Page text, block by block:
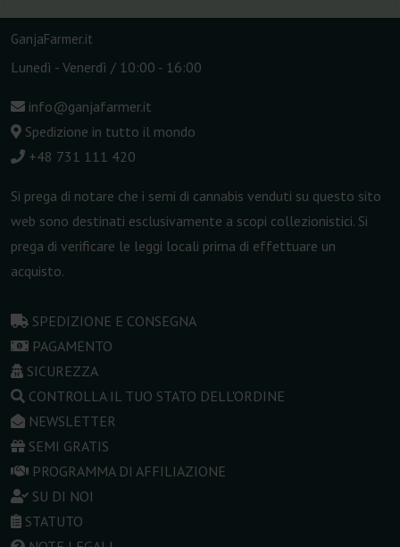
GanjaFarmer.it
Lunedì - Venerdì / 10:00 - 16:00
info@ganjafarmer.it
Spedizione in tutto il mondo
+48 731 111 420
Si prega di notare che i semi di cannabis venduti su questo sito
web sono destinati esclusivamente a scopi collezionistici. Si
prega di verificare le leggi locali prima di effettuare un
acquisto.
SPEDIZIONE E CONSEGNA
PAGAMENTO
SICUREZZA
CONTROLLA IL TUO STATO DELL'ORDINE
NEWSLETTER
SEMI GRATIS
PROGRAMMA DI AFFILIAZIONE
SU DI NOI
STATUTO